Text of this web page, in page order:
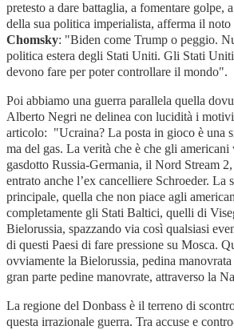
pretesto a dare battaglia, a fomentare golpe,
della sua politica imperialista, afferma il noto
Chomsky: "Biden come Trump o peggio.
politica estera degli Stati Uniti. Gli Stati
devono fare per poter controllare il mondo".
Poi abbiamo una guerra parallela quella
Alberto Negri ne delinea con lucidità i
articolo: "Ucraina? La posta in gioco è una
ma del gas. La verità che è che gli
gasdotto Russia-Germania, il Nord Stream
entrato anche l’ex cancelliere Schroeder. La
principale, quella che non piace agli
completamente gli Stati Baltici, quelli di
Bielorussia, spazzando via così qualsiasi
di questi Paesi di fare pressione su Mosca.
ovviamente la Bielorussia, pedina
gran parte pedine manovrate, attraverso la
La regione del Donbass è il terreno di
questa irrazionale guerra. Tra accuse e